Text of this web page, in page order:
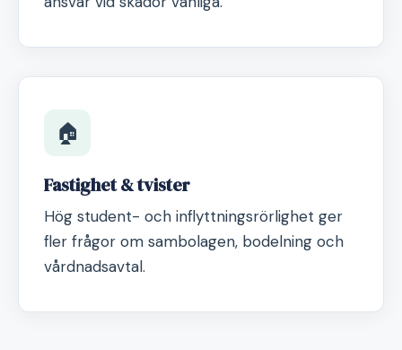
🏠
Fastighet & tvister
Hög student- och inflyttningsrörlighet ger
fler frågor om sambolagen, bodelning och
vårdnadsavtal.